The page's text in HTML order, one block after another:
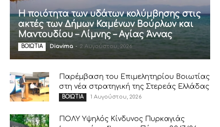
Η ποιότητα των υδάτων κολύμβησης στις
ακτές των Δήμων Καμένων Βούρλων και
Μαντουδίου – Λίμνης – Αγίας Άννας
ΒΟΙΩΤΙΑ Diavima - 2 Αυγούστου, 2026
Παρέμβαση του Επιμελητηρίου Βοιωτίας
στη νέα στρατηγική της Στερεάς Ελλάδας
ΒΟΙΩΤΙΑ 1 Αυγούστου, 2026
ΠΟΛΥ Υψηλός Κίνδυνος Πυρκαγιάς